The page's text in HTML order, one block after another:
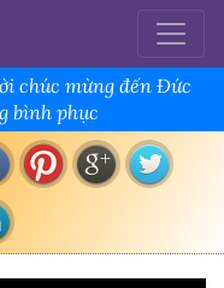
chúc mừng đến Đức
bình phục